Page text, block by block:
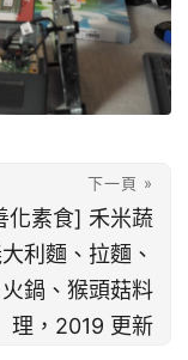
下一頁 »
化素食] 禾米蔬
利麵、拉麵、
鍋、猴頭菇料
理，2019 更新